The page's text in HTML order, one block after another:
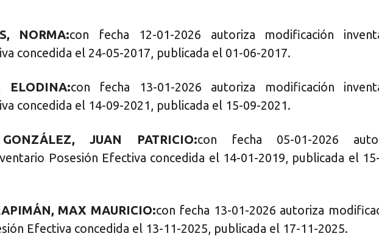
NORMA:con fecha 12-01-2026 autoriza modificación
concedida el 24-05-2017, publicada el 01-06-2017.
ELODINA:con fecha 13-01-2026 autoriza modificación
concedida el 14-09-2021, publicada el 15-09-2021.
GONZÁLEZ, JUAN PATRICIO:con fecha 05-01-2026
Posesión Efectiva concedida el 14-01-2019, publicada el
MAX MAURICIO:con fecha 13-01-2026 autoriza
Efectiva concedida el 13-11-2025, publicada el 17-11-2025.